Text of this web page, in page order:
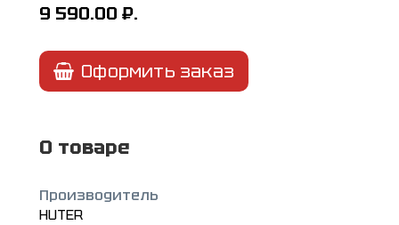
9 590.00 ₽.
Оформить заказ
О товаре
Производитель
HUTER